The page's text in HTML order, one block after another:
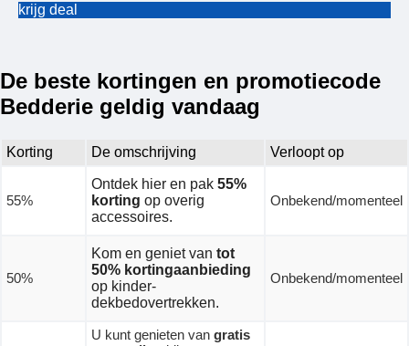
krijg deal
De beste kortingen en promotiecode
Bedderie geldig vandaag
Korting De omschrijving Verloopt op
55%
Ontdek hier en pak 55%
korting op overig
accessoires.
Onbekend/momenteel
50%
Kom en geniet van tot
50% kortingaanbieding
op kinder-
dekbedovertrekken.
Onbekend/momenteel
U kunt genieten van gratis